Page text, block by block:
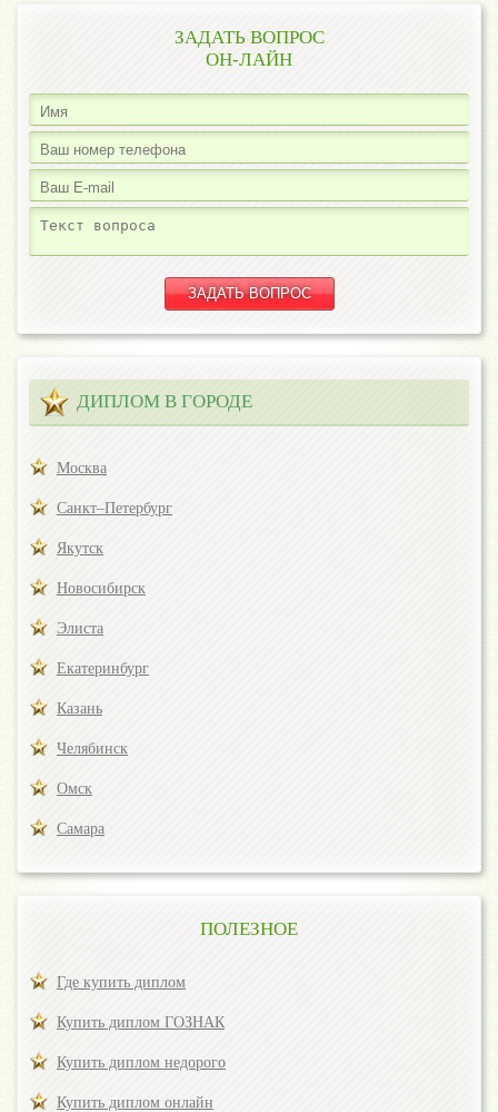
ЗАДАТЬ ВОПРОС
ОН-ЛАЙН
ДИПЛОМ В ГОРОДЕ
Москва
Санкт–Петербург
Якутск
Новосибирск
Элиста
Екатеринбург
Казань
Челябинск
Омск
Самара
ПОЛЕЗНОЕ
Где купить диплом
Купить диплом ГОЗНАК
Купить диплом недорого
Купить диплом онлайн